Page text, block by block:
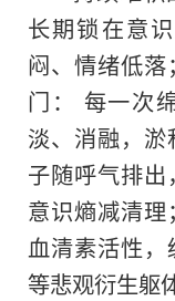
长期锁在意
闷、情绪低
门： 每一次
淡、消融，
子随呼气排
意识熵减清
血清素活性
等悲观衍生躯